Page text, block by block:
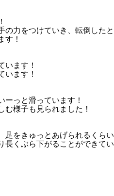
の力をつけていき、転倒したと
す！
います！
います！
ーっと滑っています！
む様子も見られました！
足をきゅっとあげられるくらい
長くぶら下がることができてい